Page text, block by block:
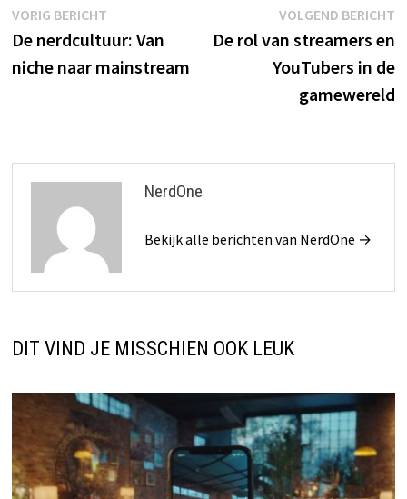
Bericht
navigatie
VORIG BERICHTVorig
bericht:
De nerdcultuur: Van
niche naar mainstream
VOLGEND BERICHT
De rol van streamers en
YouTubers in de
gamewereld
NerdOne
Bekijk alle berichten van NerdOne →
DIT VIND JE MISSCHIEN OOK LEUK